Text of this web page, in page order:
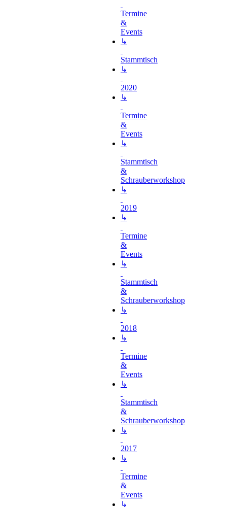
Termine
&
Events
↳
Stammtisch
↳
2020
↳
Termine
&
Events
↳
Stammtisch
&
Schrauberworkshop
↳
2019
↳
Termine
&
Events
↳
Stammtisch
&
Schrauberworkshop
↳
2018
↳
Termine
&
Events
↳
Stammtisch
&
Schrauberworkshop
↳
2017
↳
Termine
&
Events
↳